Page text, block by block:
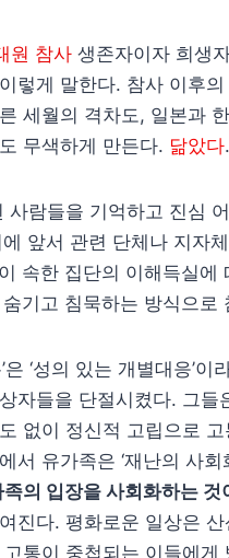
원 참사 생존자이자 희생
렇게 말한다. 참사 이후
세월의 격차도, 일본과
무색하게 만든다. 닮았다.
사람들을 기억하고 진심
앞서 관련 단체나 지자
속한 집단의 이해득실에
기고 침묵하는 방식으로
’은 ‘성의 있는 개별대응’
자들을 단절시켰다. 그들
없이 정신적 고립으로
서 유가족은 ‘재난의 사회
족의 입장을 사회화하는 것
진다. 평화로운 일상은
통이 중첩되는 이들에게